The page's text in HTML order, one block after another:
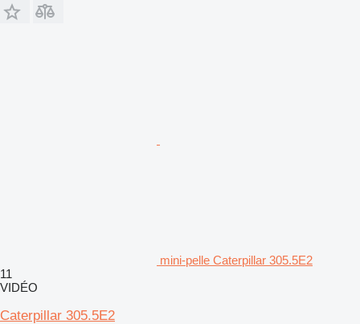
mini-pelle Caterpillar 305.5E2
11
VIDÉO
Caterpillar 305.5E2